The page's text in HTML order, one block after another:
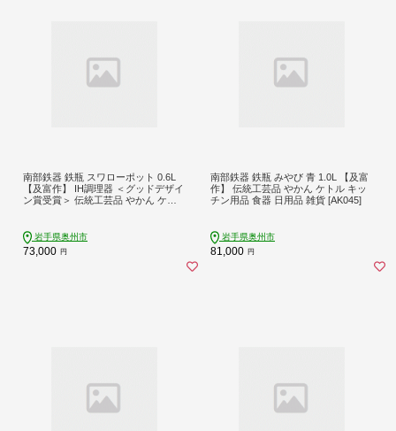
南部鉄器 鉄瓶 スワローポット 0.6L
【及富作】 IH調理器 ＜グッドデザイ
ン賞受賞＞ 伝統工芸品 やかん ケト
岩手県奥州市
73,000 円
南部鉄器 鉄瓶 みやび 青 1.0L 【及富
作】 伝統工芸品 やかん ケトル キッ
チン用品 食器 日用品 雑貨 [AK045]
岩手県奥州市
81,000 円